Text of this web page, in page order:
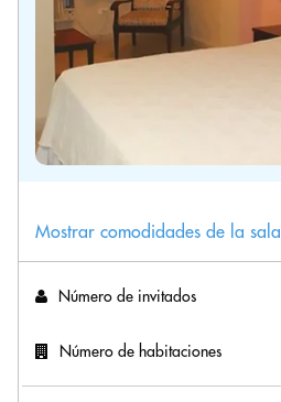
Mostrar comodidades de la sala
Número de invitados
Número de habitaciones